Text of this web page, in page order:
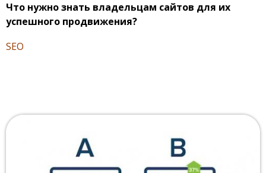
Что нужно знать владельцам сайтов для их
успешного продвижения?
SEO